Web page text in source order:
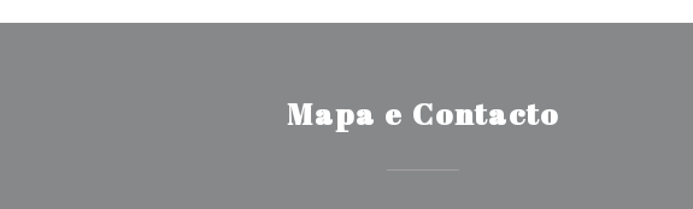
Mapa e Contacto